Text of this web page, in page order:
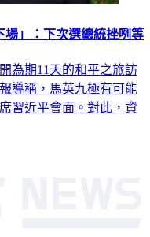
場」：下次選總統挫咧等
為期11天的和平之旅訪
導稱，馬英九極有可能
習近平會面。對此，資